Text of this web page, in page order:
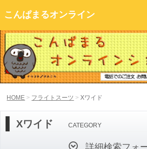
こんぱまるオンライン
HOME フライトスーツ Xワイド
Xワイド CATEGORY